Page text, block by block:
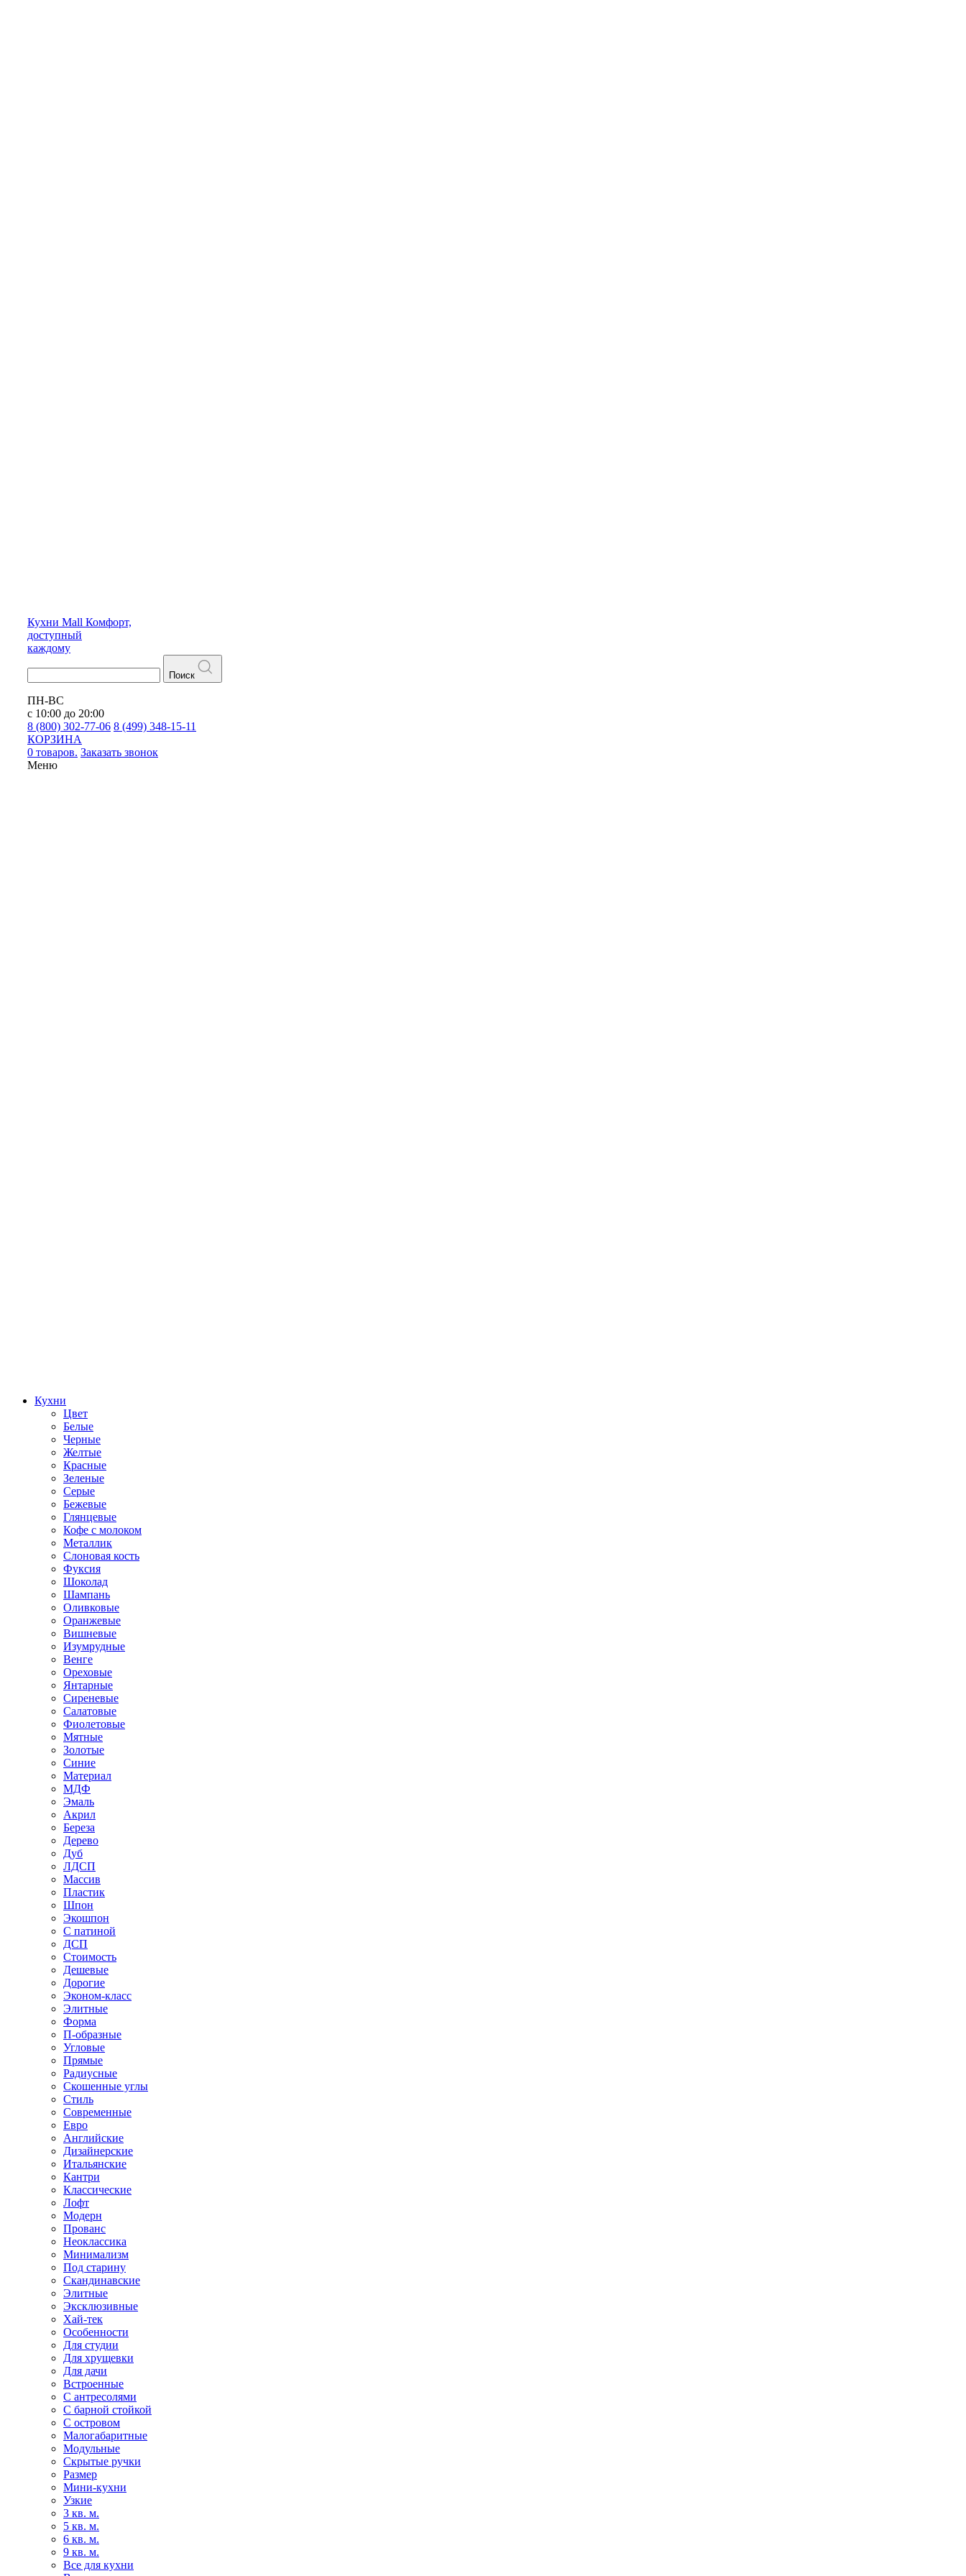
Кухни Mall Комфорт,
доступный
каждому
Поиск
ПН-ВС
с 10:00 до 20:00
8 (800) 302-77-06 8 (499) 348-15-11
КОРЗИНА
0 товаров. Заказать звонок
Меню
Кухни
Цвет
Белые
Черные
Желтые
Красные
Зеленые
Серые
Бежевые
Глянцевые
Кофе с молоком
Металлик
Слоновая кость
Фуксия
Шоколад
Шампань
Оливковые
Оранжевые
Вишневые
Изумрудные
Венге
Ореховые
Янтарные
Сиреневые
Салатовые
Фиолетовые
Мятные
Золотые
Синие
Материал
МДФ
Эмаль
Акрил
Береза
Дерево
Дуб
ЛДСП
Массив
Пластик
Шпон
Экошпон
С патиной
ДСП
Стоимость
Дешевые
Дорогие
Эконом-класс
Элитные
Форма
П-образные
Угловые
Прямые
Радиусные
Скошенные углы
Стиль
Современные
Евро
Английские
Дизайнерские
Итальянские
Кантри
Классические
Лофт
Модерн
Прованс
Неоклассика
Минимализм
Под старину
Скандинавские
Элитные
Эксклюзивные
Хай-тек
Особенности
Для студии
Для хрущевки
Для дачи
Встроенные
С антресолями
С барной стойкой
С островом
Малогабаритные
Модульные
Скрытые ручки
Размер
Мини-кухни
Узкие
3 кв. м.
5 кв. м.
6 кв. м.
9 кв. м.
Все для кухни